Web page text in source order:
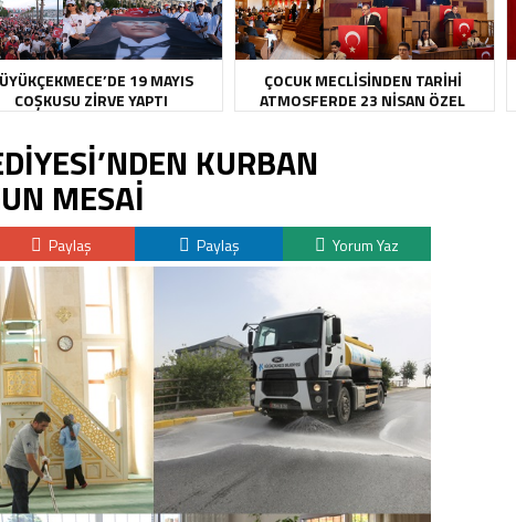
19 MAYIS
COŞKUSU ZİRVE YAPTI
ÇOCUK MECLİSİNDEN TARİHİ
ATMOSFERDE 23 NİSAN ÖZEL
KURBAN
MESAİ
Paylaş Paylaş Yorum Yaz